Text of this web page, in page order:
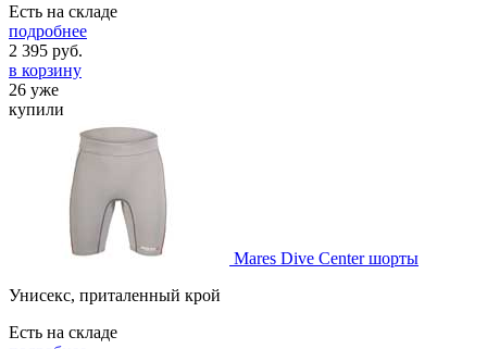
Есть на складе
подробнее
2 395 руб.
в корзину
26 уже
купили
Mares Dive Center шорты
Унисекс, приталенный крой
Есть на складе